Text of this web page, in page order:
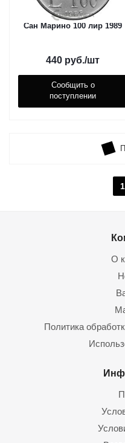
Сан Марино 100 лир 1989
440 руб./шт
Сообщить о
поступлении
1
О
Политика